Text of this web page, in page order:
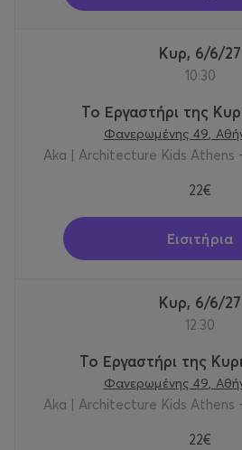
Κυρ, 6/6/27
10:30
Το Εργαστήρι της
Φανερωμένης 49,
Aka | Architecture Kids Athens
22€
Εισιτήρια
Κυρ, 6/6/27
12:30
Το Εργαστήρι της
Φανερωμένης 49,
Aka | Architecture Kids Athens
22€